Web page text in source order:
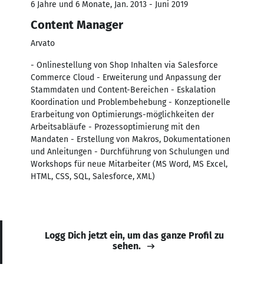
6 Jahre und 6 Monate, Jan. 2013 - Juni 2019
Content Manager
Arvato
- Onlinestellung von Shop Inhalten via Salesforce
Commerce Cloud - Erweiterung und Anpassung der
Stammdaten und Content-Bereichen - Eskalation
Koordination und Problembehebung - Konzeptionelle
Erarbeitung von Optimierungs-möglichkeiten der
Arbeitsabläufe - Prozessoptimierung mit den
Mandaten - Erstellung von Makros, Dokumentationen
und Anleitungen - Durchführung von Schulungen und
Workshops für neue Mitarbeiter (MS Word, MS Excel,
HTML, CSS, SQL, Salesforce, XML)
Logg Dich jetzt ein, um das ganze Profil zu
sehen.